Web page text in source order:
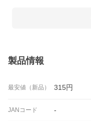
製品情報
最安値（新品） 315円
JANコード -